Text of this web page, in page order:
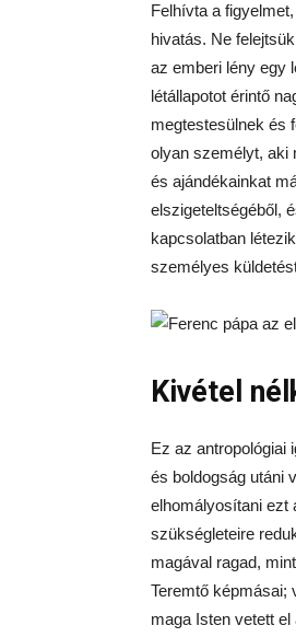
Felhívta a
hivatás. Ne
az emberi lény egy
létállapotot érintő
megtestesülnek és
olyan személyt, aki
és ajándékainkat
elszigeteltségéből,
kapcsolatban
személyes
Kivétel
Ez az antropológiai
és boldogság utáni
elhomályosítani ezt
szükségleteire
magával ragad,
Teremtő képmásai;
maga Isten vetett